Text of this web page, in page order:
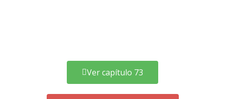
Ver capítulo 73